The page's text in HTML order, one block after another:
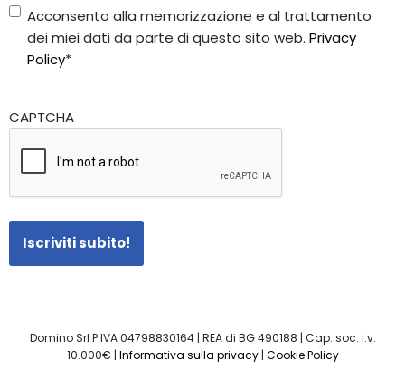
Consenso
Privacy*
Acconsento alla memorizzazione e al trattamento
dei miei dati da parte di questo sito web. Privacy
Policy*
CAPTCHA
Domino Srl P.IVA 04798830164 | REA di BG 490188 | Cap. soc. i.v.
10.000€ | Informativa sulla privacy| Cookie Policy